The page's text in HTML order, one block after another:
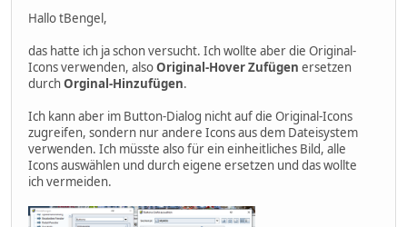
Hallo tBengel,
das hatte ich ja schon versucht. Ich wollte aber die Original-
Icons verwenden, alsoOriginal-Hover Zufügen ersetzen
durchOrginal-Hinzufügen.
Ich kann aber im Button-Dialog nicht auf die Original-Icons
zugreifen, sondern nur andere Icons aus dem Dateisystem
verwenden. Ich müsste also für ein einheitliches Bild, alle
Icons auswählen und durch eigene ersetzen und das wollte
ich vermeiden.